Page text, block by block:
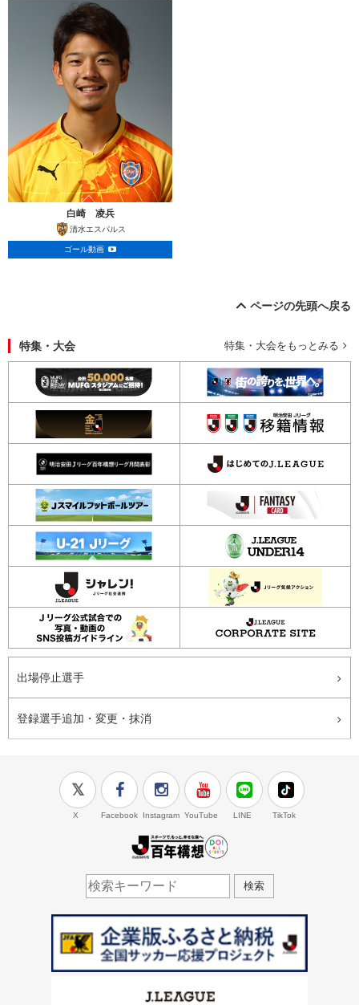
白崎 凌兵
清水エスパルス
ゴール動画
ページの先頭へ戻る
特集・大会 特集・大会をもっとみる
出場停止選手
登録選手追加・変更・抹消
X Facebook Instagram YouTube LINE TikTok
検索